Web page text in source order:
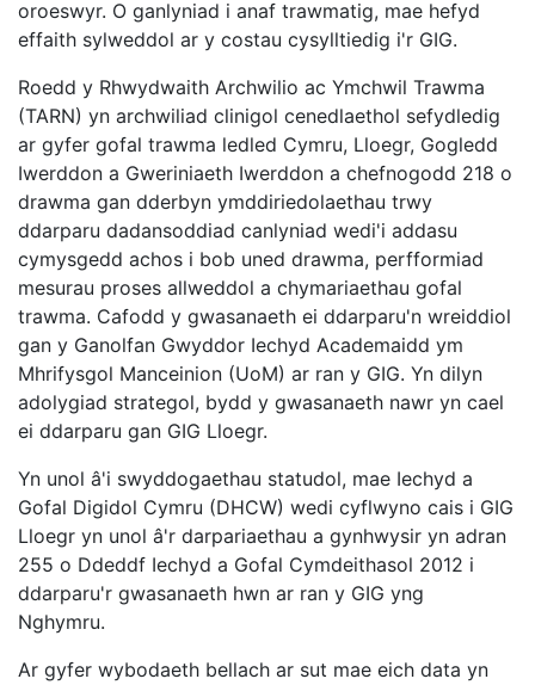
oroeswyr. O ganlyniad i anaf trawmatig, mae hefyd
effaith sylweddol ar y costau cysylltiedig i'r GIG.
Roedd y Rhwydwaith Archwilio ac Ymchwil Trawma
(TARN) yn archwiliad clinigol cenedlaethol sefydledig
ar gyfer gofal trawma ledled Cymru, Lloegr, Gogledd
Iwerddon a Gweriniaeth Iwerddon a chefnogodd 218 o
drawma gan dderbyn ymddiriedolaethau trwy
ddarparu dadansoddiad canlyniad wedi'i addasu
cymysgedd achos i bob uned drawma, perfformiad
mesurau proses allweddol a chymariaethau gofal
trawma. Cafodd y gwasanaeth ei ddarparu'n wreiddiol
gan y Ganolfan Gwyddor Iechyd Academaidd ym
Mhrifysgol Manceinion (UoM) ar ran y GIG. Yn dilyn
adolygiad strategol, bydd y gwasanaeth nawr yn cael
ei ddarparu gan GIG Lloegr.
Yn unol â'i swyddogaethau statudol, mae Iechyd a
Gofal Digidol Cymru (DHCW) wedi cyflwyno cais i GIG
Lloegr yn unol â'r darpariaethau a gynhwysir yn adran
255 o Ddeddf Iechyd a Gofal Cymdeithasol 2012 i
ddarparu'r gwasanaeth hwn ar ran y GIG yng
Nghymru.
Ar gyfer wybodaeth bellach ar sut mae eich data yn